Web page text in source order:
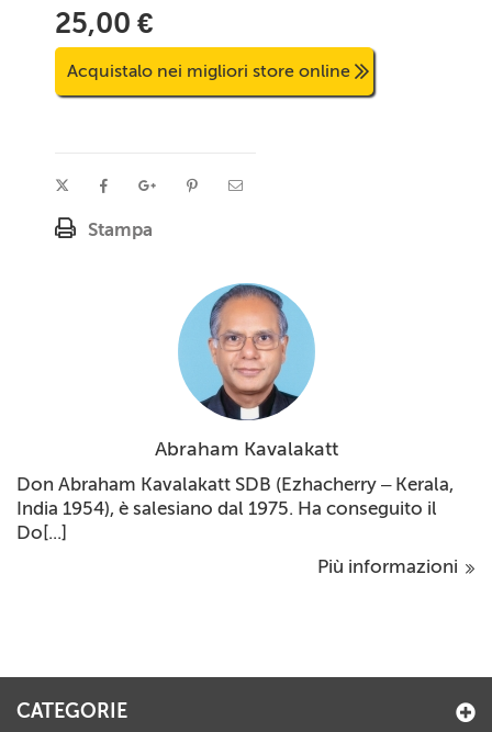
25,00 €
Acquistalo nei migliori store online
Stampa
Abraham Kavalakatt
Don Abraham Kavalakatt SDB (Ezhacherry – Kerala,
India 1954), è salesiano dal 1975. Ha conseguito il
Do[...]
Più informazioni
CATEGORIE